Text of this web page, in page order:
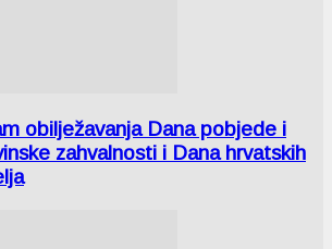
obilježavanja Dana pobjede i
zahvalnosti i Dana hrvatskih